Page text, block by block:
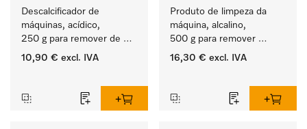
Descalcificador de
máquinas, acídico,
250 g para remover de
depósitos de calcário
10,90 € excl. IVA
Produto de limpeza da
máquina, alcalino,
500 g para remover
depósitos de amido
16,30 € excl. IVA